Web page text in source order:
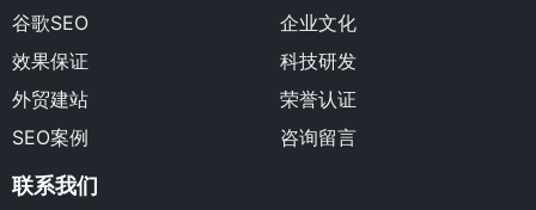
谷歌SEO
效果保证
外贸建站
SEO案例
企业文化
科技研发
荣誉认证
咨询留言
联系我们